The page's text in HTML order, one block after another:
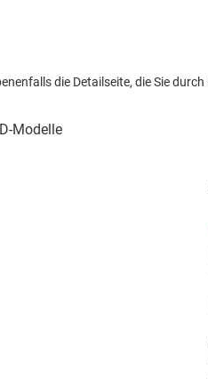
die Detailseite, die Sie